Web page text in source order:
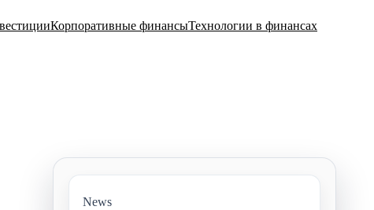
Корпоративные финансыТехнологии в финансах
News